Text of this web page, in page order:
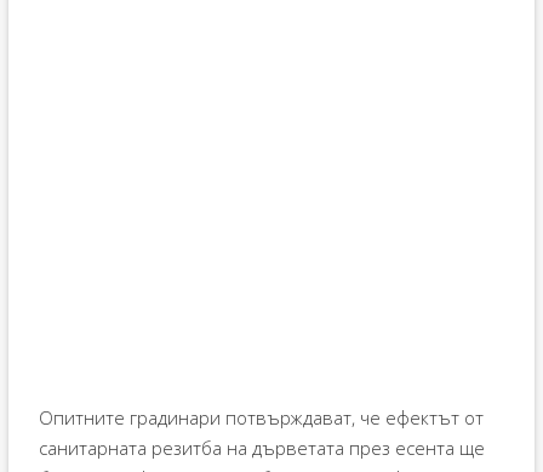
Опитните градинари потвърждават, че ефектът от
санитарната резитба на дърветата през есента ще